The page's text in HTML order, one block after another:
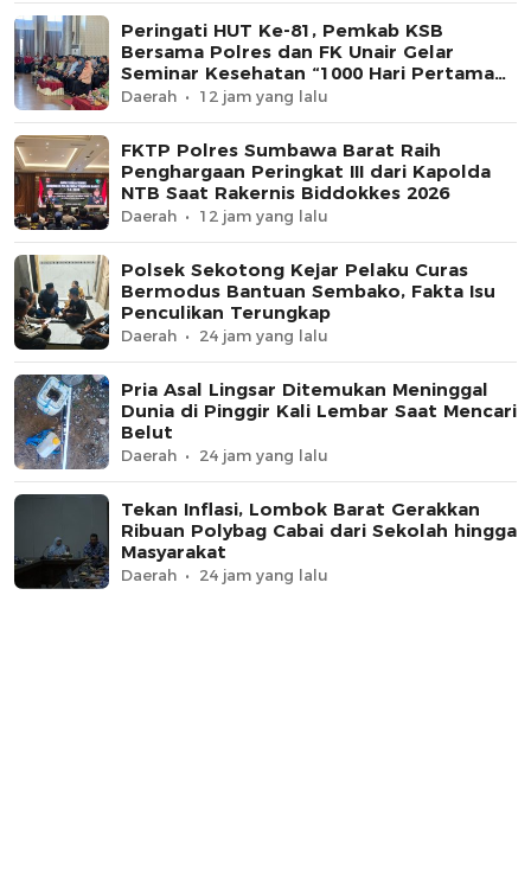
Peringati HUT Ke-81, Pemkab KSB
Bersama Polres dan FK Unair Gelar
Seminar Kesehatan “1000 Hari Pertama
Kehidupan”
Daerah 12 jam yang lalu
FKTP Polres Sumbawa Barat Raih
Penghargaan Peringkat III dari Kapolda
NTB Saat Rakernis Biddokkes 2026
Daerah 12 jam yang lalu
Polsek Sekotong Kejar Pelaku Curas
Bermodus Bantuan Sembako, Fakta Isu
Penculikan Terungkap
Daerah 24 jam yang lalu
Pria Asal Lingsar Ditemukan Meninggal
Dunia di Pinggir Kali Lembar Saat Mencari
Belut
Daerah 24 jam yang lalu
Tekan Inflasi, Lombok Barat Gerakkan
Ribuan Polybag Cabai dari Sekolah hingga
Masyarakat
Daerah 24 jam yang lalu